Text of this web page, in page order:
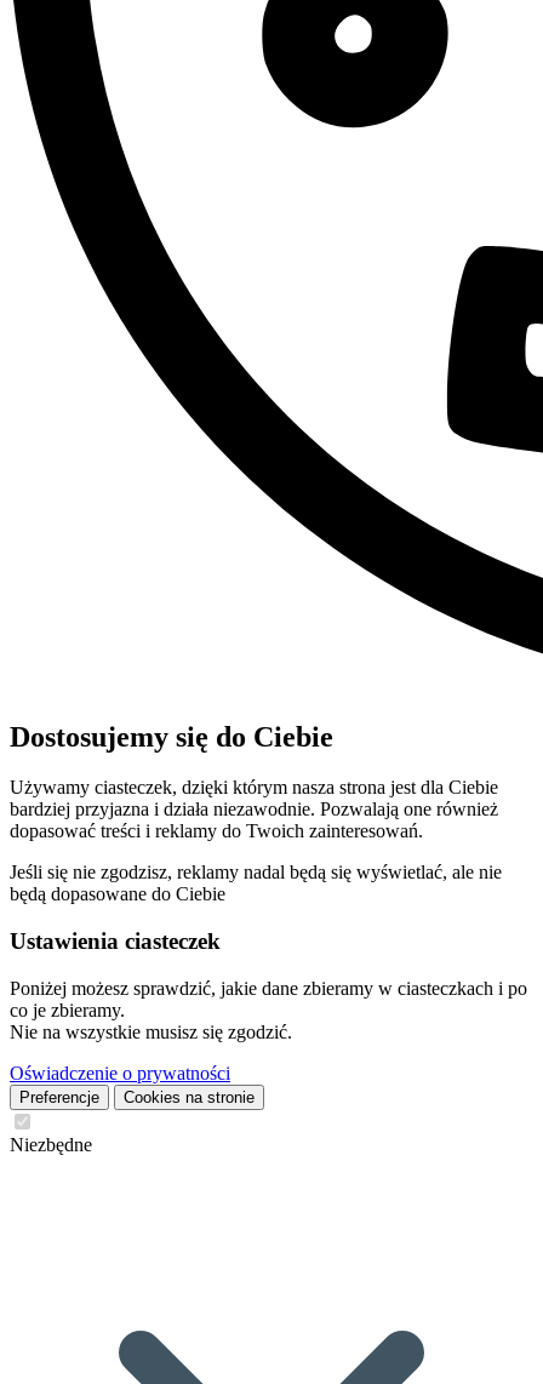
Dostosujemy się do Ciebie
Używamy ciasteczek, dzięki którym nasza strona jest dla Ciebie
bardziej przyjazna i działa niezawodnie. Pozwalają one również
dopasować treści i reklamy do Twoich zainteresowań.
Jeśli się nie zgodzisz, reklamy nadal będą się wyświetlać, ale nie
będą dopasowane do Ciebie
Ustawienia ciasteczek
Poniżej możesz sprawdzić, jakie dane zbieramy w ciasteczkach i po
co je zbieramy.
Nie na wszystkie musisz się zgodzić.
Oświadczenie o prywatności
Preferencje Cookies na stronie
Niezbędne